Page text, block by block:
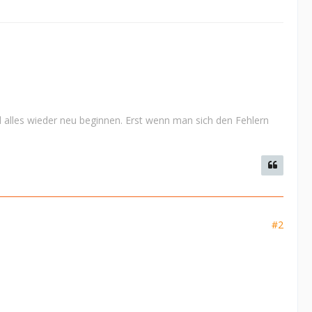
wieder neu beginnen. Erst wenn man sich den Fehlern
#2